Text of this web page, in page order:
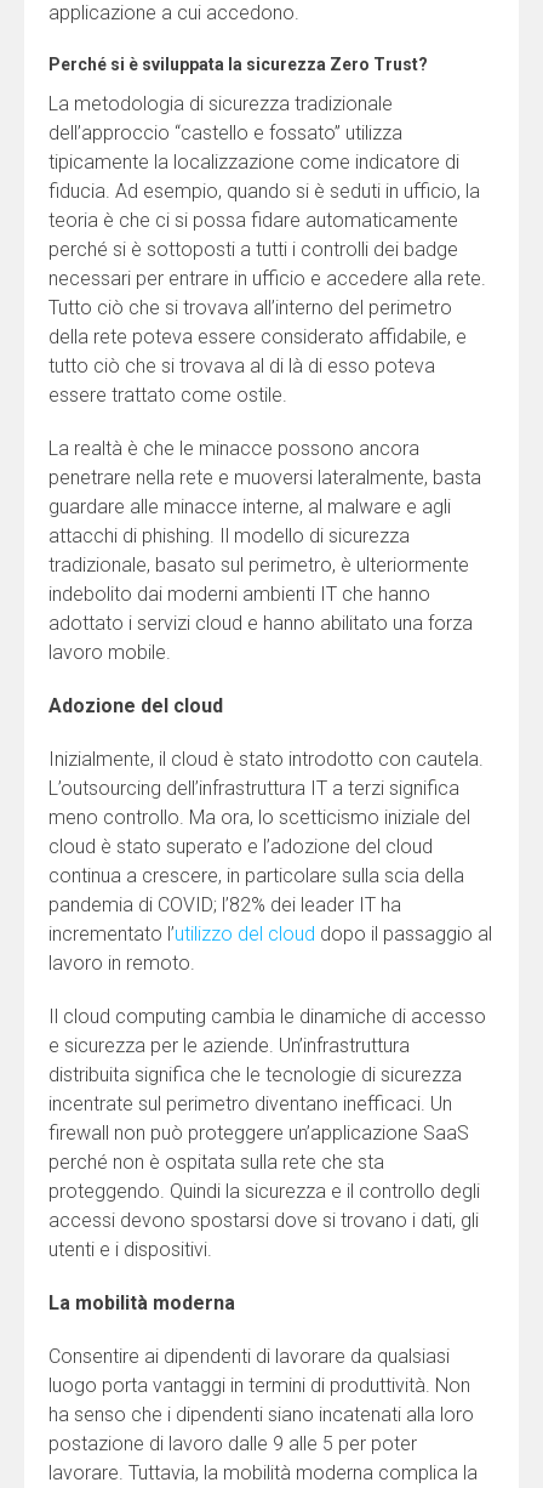
applicazione a cui accedono.
Perché si è sviluppata la sicurezza Zero Trust?
La metodologia di sicurezza tradizionale
dell’approccio “castello e fossato” utilizza
tipicamente la localizzazione come indicatore di
fiducia. Ad esempio, quando si è seduti in ufficio, la
teoria è che ci si possa fidare automaticamente
perché si è sottoposti a tutti i controlli dei badge
necessari per entrare in ufficio e accedere alla rete.
Tutto ciò che si trovava all’interno del perimetro
della rete poteva essere considerato affidabile, e
tutto ciò che si trovava al di là di esso poteva
essere trattato come ostile.
La realtà è che le minacce possono ancora
penetrare nella rete e muoversi lateralmente, basta
guardare alle minacce interne, al malware e agli
attacchi di phishing. Il modello di sicurezza
tradizionale, basato sul perimetro, è ulteriormente
indebolito dai moderni ambienti IT che hanno
adottato i servizi cloud e hanno abilitato una forza
lavoro mobile.
Adozione del cloud
Inizialmente, il cloud è stato introdotto con cautela.
L’outsourcing dell’infrastruttura IT a terzi significa
meno controllo. Ma ora, lo scetticismo iniziale del
cloud è stato superato e l’adozione del cloud
continua a crescere, in particolare sulla scia della
pandemia di COVID; l’82% dei leader IT ha
incrementato l’utilizzo del cloud dopo il passaggio al
lavoro in remoto.
Il cloud computing cambia le dinamiche di accesso
e sicurezza per le aziende. Un’infrastruttura
distribuita significa che le tecnologie di sicurezza
incentrate sul perimetro diventano inefficaci. Un
firewall non può proteggere un’applicazione SaaS
perché non è ospitata sulla rete che sta
proteggendo. Quindi la sicurezza e il controllo degli
accessi devono spostarsi dove si trovano i dati, gli
utenti e i dispositivi.
La mobilità moderna
Consentire ai dipendenti di lavorare da qualsiasi
luogo porta vantaggi in termini di produttività. Non
ha senso che i dipendenti siano incatenati alla loro
postazione di lavoro dalle 9 alle 5 per poter
lavorare. Tuttavia, la mobilità moderna complica la